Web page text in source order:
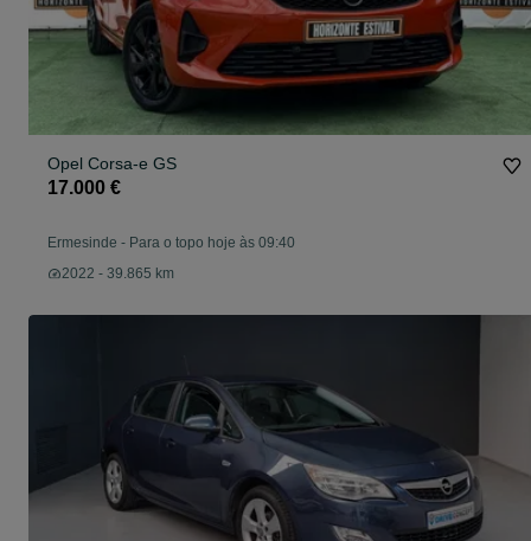
Opel Corsa-e GS
17.000 €
Ermesinde - Para o topo hoje às 09:40
2022 - 39.865 km